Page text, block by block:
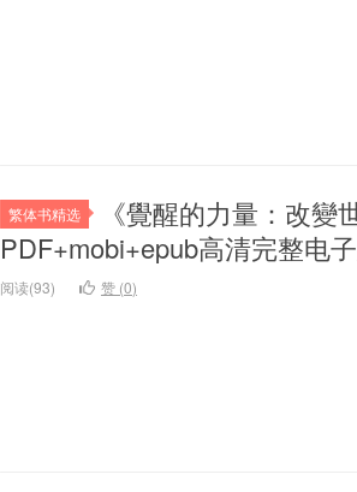
繁体书精选
《覺醒的力量：改變
PDF+mobi+epub高清完整电
阅读(93)
赞 (0)